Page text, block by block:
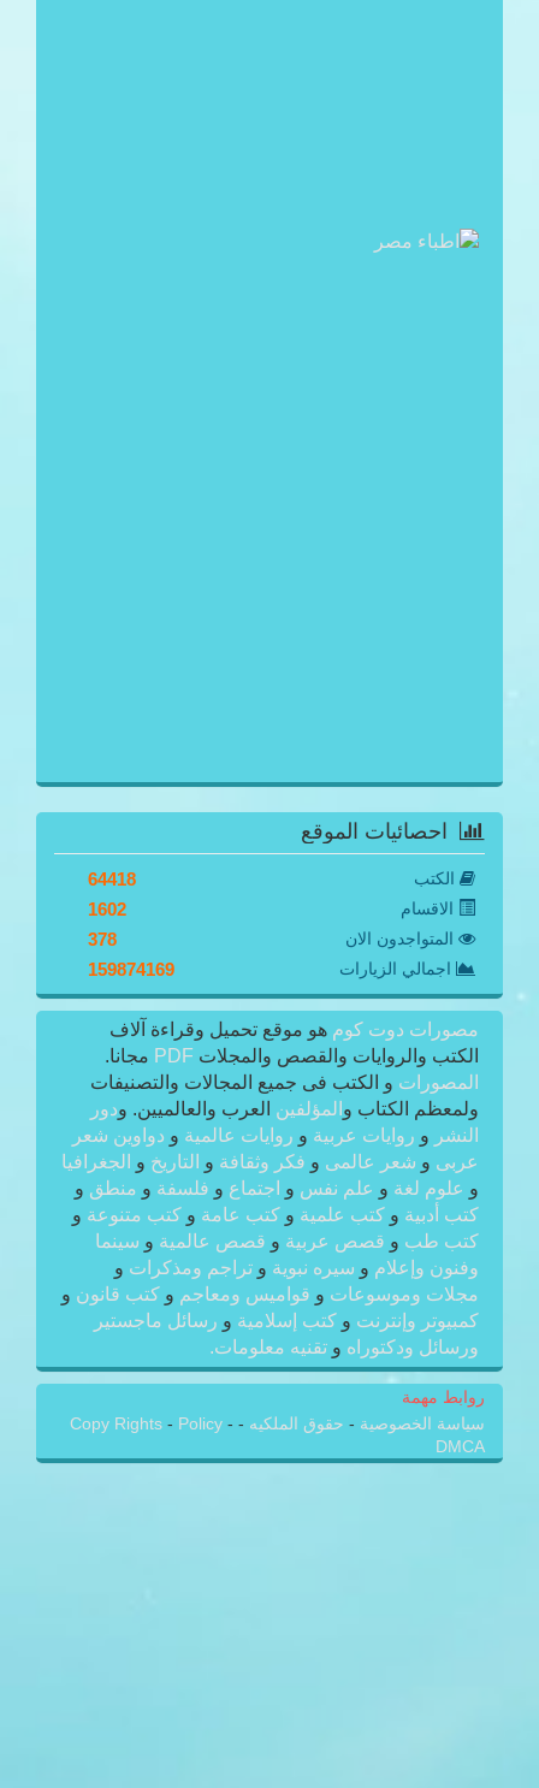
احصائيات الموقع
الكتب 64418
الاقسام 1602
المتواجدون الان 378
اجمالي الزيارات 159874169
مصورات دوت كوم هو موقع تحميل وقراءة آلاف
الكتب والروايات والقصص والمجلات PDF مجانا.
المصورات و الكتب فى جميع المجالات والتصنيفات
ولمعظم الكتاب و المؤلفين العرب والعالميين. ودور
النشر و روايات عربية و روايات عالمية و دواوين شعر
عربى و شعر عالمى و فكر وثقافة و التاريخ و الجغرافيا
و علوم لغة و علم نفس و اجتماع و فلسفة و منطق و
كتب أدبية و كتب علمية و كتب عامة و كتب متنوعة و
كتب طب و قصص عربية و قصص عالمية و سينما
وفنون وإعلام و سيره نبوية و تراجم ومذكرات و
مجلات وموسوعات و قواميس ومعاجم و كتب قانون و
كمبيوتر وإنترنت و كتب إسلامية و رسائل ماجستير
ورسائل ودكتوراه و تقنيه معلومات.
روابط مهمة
سياسة الخصوصية - حقوق الملكيه -
Copy Rights - Policy -
DMCA